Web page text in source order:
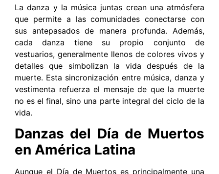
La danza y la música juntas crean una atmósfera
que permite a las comunidades conectarse con
sus antepasados de manera profunda. Además,
cada danza tiene su propio conjunto de
vestuarios, generalmente llenos de colores vivos y
detalles que simbolizan la vida después de la
muerte. Esta sincronización entre música, danza y
vestimenta refuerza el mensaje de que la muerte
no es el final, sino una parte integral del ciclo de la
vida.
Danzas del Día de Muertos
en América Latina
Aunque el Día de Muertos es principalmente una